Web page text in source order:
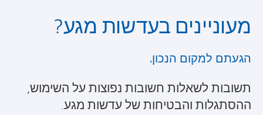
מעוניינים בעדשות מגע?
הגעתם למקום הנכון.
תשובות לשאלות חשובות נפוצות על השימוש,
ההסתגלות והבטיחות של עדשות מגע.